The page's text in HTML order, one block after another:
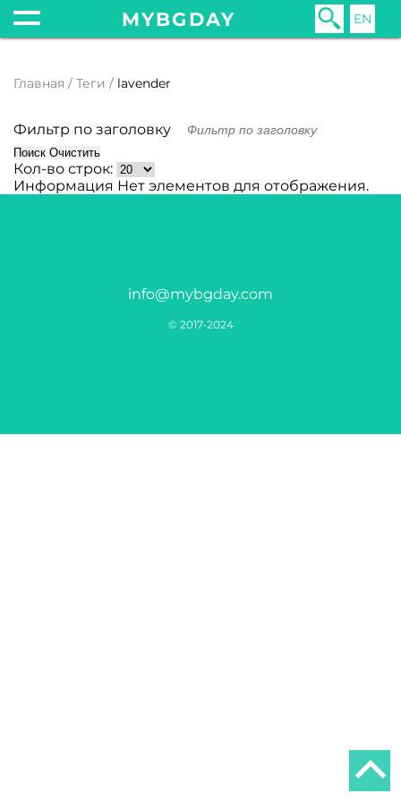
MYBGDAY EN
Главная Теги lavender
Фильтр по заголовку
Поиск Очистить
Кол-во строк:
Информация Нет элементов для отображения.
info@mybgday.com
© 2017-2024